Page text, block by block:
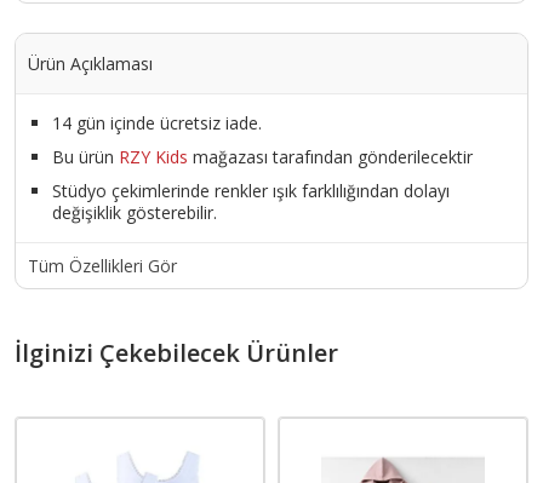
Ürün Açıklaması
14 gün içinde ücretsiz iade.
Bu ürün RZY Kids mağazası tarafından gönderilecektir
Stüdyo çekimlerinde renkler ışık farklılığından dolayı
değişiklik gösterebilir.
Tüm Özellikleri Gör
İlginizi Çekebilecek Ürünler